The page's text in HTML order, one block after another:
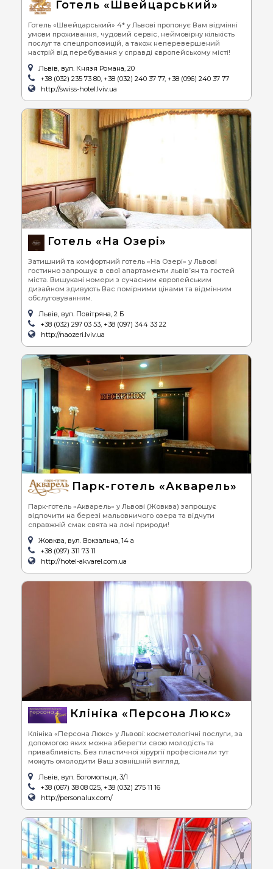
Готель «Швейцарський»
Готель «Швейцарський» 4* у Львові пропонує Вам відмінні
умови проживання, чудовий сервіс, неймовірну кількість
послуг та спецпропозицій, а також неперевершений
настрій від перебування у справді європейському місті!
Львів, вул. Князя Романа, 20
+38 (032) 235 73 80, +38 (032) 240 37 77, +38 (096) 240 37 77
http://swiss-hotel.lviv.ua
Готель «На Озері»
Затишний та комфортний готель «На Озері» у Львові
гостинно запрошує в свої апартаменти львів’ян та гостей
міста. Вишукані номери з сучасним європейським
дизайном здивують Вас помірними цінами та відмінним
обслуговуванням.
Львів, вул. Повітряна, 2 Б
+38 (032) 297 03 53, +38 (097) 344 33 22
http://naozeri.lviv.ua
Парк-готель «Акварель»
Парк-готель «Акварель» у Львові (Жовква) запрошує
відпочити на березі мальовничого озера та відчути
справжній смак свята на лоні природи!
Жовква, вул. Вокзальна, 14 а
+38 (097) 311 73 11
http://hotel-akvarel.com.ua
Клініка «Персона Люкс»
Клініка «Персона Люкс» у Львові: косметологічні послуги, за
допомогою яких можна зберегти свою молодість та
привабливість. Без пластичної хірургії професіонали тут
можуть омолодити Ваш зовнішній вигляд.
Львів, вул. Богомольця, 3/1
+38 (067) 38 08 025, +38 (032) 275 11 16
http://personalux.com/